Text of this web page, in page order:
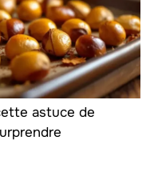
astuce de